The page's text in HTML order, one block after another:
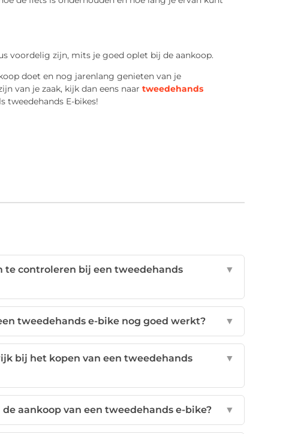
voordelig zijn, mits je goed oplet bij de aankoop.
doet en nog jarenlang genieten van je
van je zaak, kijk dan eens naar tweedehands
tweedehands E-bikes!
controleren bij een tweedehands
▼
tweedehands e-bike nog goed werkt? ▼
bij het kopen van een tweedehands
▼
aankoop van een tweedehands e-bike? ▼